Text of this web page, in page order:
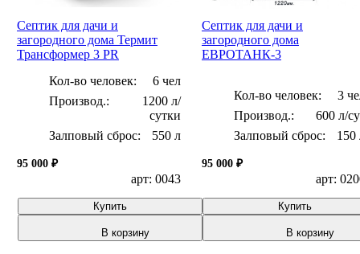
Септик для дачи и
загородного дома Термит
Трансформер 3 PR
Кол-во человек:
6 чел
1200 л/
сутки
Залповый сброс:
550 л
95 000 ₽
арт: 0043
Купить
В корзину
Септик для дачи и
загородного дома
ЕВРОТАНК-3
Кол-во человек:
3
600 л/
Залповый сброс:
150
95 000 ₽
арт:
Купить
В корзину